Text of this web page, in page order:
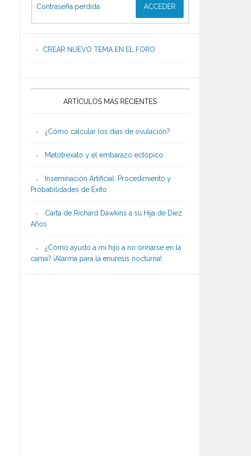
ACCEDER
Contraseña perdida
CREAR NUEVO TEMA EN EL FORO
ARTÍCULOS MÁS RECIENTES
¿Cómo calcular los días de ovulación?
Metotrexato y el embarazo ectópico
Inseminación Artificial: Procedimiento y
Probabilidades de Éxito
Carta de Richard Dawkins a su Hija de Diez
Años
¿Cómo ayudo a mi hijo a no orinarse en la
cama? ¡Alarma para la enuresis nocturna!